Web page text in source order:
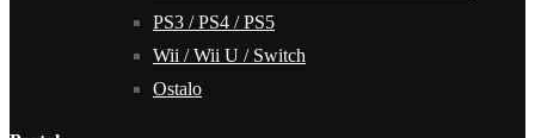
PS3 / PS4 / PS5
Wii / Wii U / Switch
Ostalo